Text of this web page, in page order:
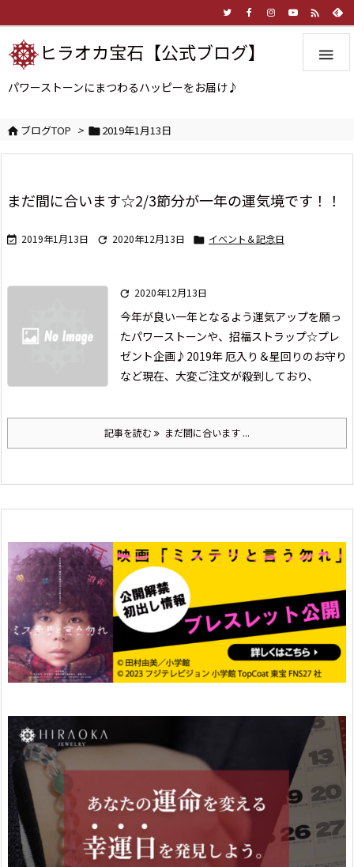


ヒラオカ宝石【公式ブログ】
パワーストーンにまつわるハッピーをお届け♪
ブログTOP > 2019年1月13日
まだ間に合います☆2/3節分が一年の運気境です！！
 2019年1月13日  2020年12月13日  イベント＆記念日
 2020年12月13日
今年が良い一年となるよう運気アップを願っ
たパワーストーンや、 招福ストラップ☆プレ
ゼント企画♪ 2019年 厄入り＆星回りのお守り
など現在、大変ご注文が殺到しており、
記事を読む まだ間に合います ...